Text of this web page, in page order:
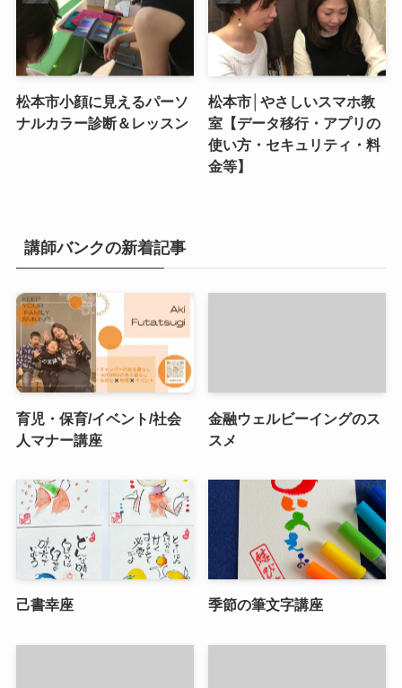
松本市小顔に見えるパーソ
ナルカラー診断＆レッスン
松本市│やさしいスマホ教
室【データ移行・アプリの
使い方・セキュリティ・料
金等】
講師バンクの新着記事
育児・保育/イベント/社会
人マナー講座
金融ウェルビーイングのス
スメ
己書幸座 季節の筆文字講座